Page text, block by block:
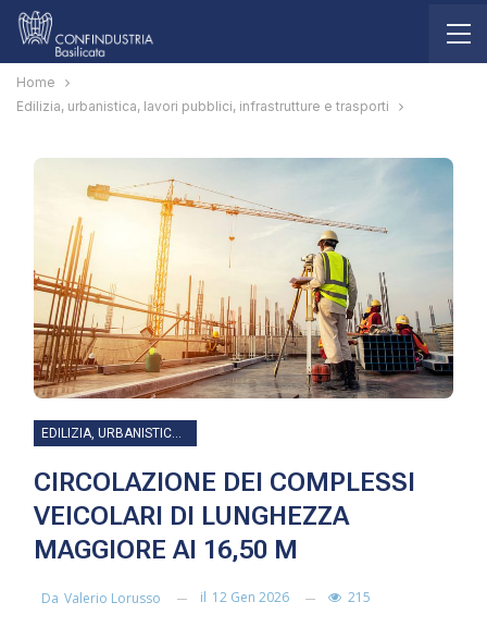
Home
Edilizia, urbanistica, lavori pubblici, infrastrutture e trasporti
EDILIZIA, URBANISTICA, LAVORI PUBBLICI, INFRASTRUTTURE E TRASPORTI
CIRCOLAZIONE DEI COMPLESSI
VEICOLARI DI LUNGHEZZA
MAGGIORE AI 16,50 M
Da Valerio Lorusso il 12 Gen 2026 215